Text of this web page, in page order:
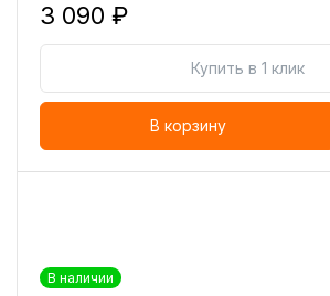
3 090 ₽
Купить в 1 клик
В корзину
В наличии